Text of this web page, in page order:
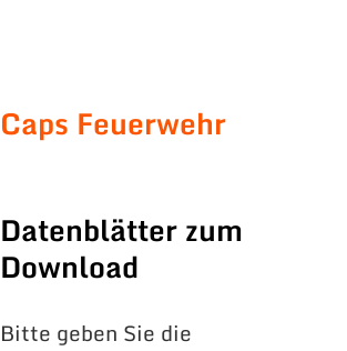
Caps Feuerwehr
Datenblätter zum
Download
Bitte geben Sie die